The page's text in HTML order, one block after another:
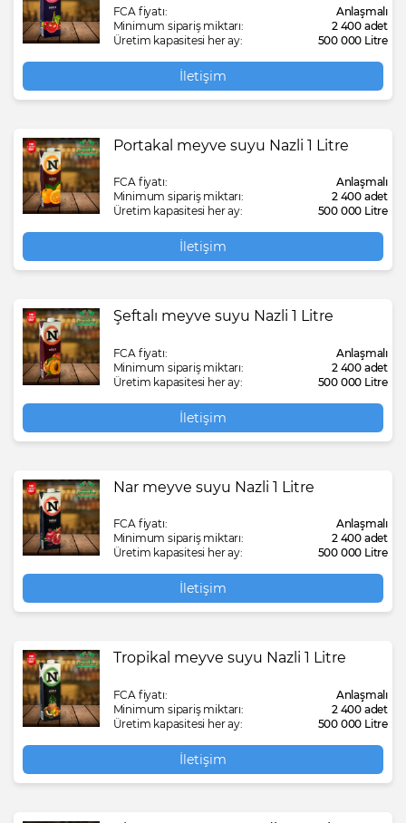
FCA fiyatı:
Anlaşmalı
Minimum sipariş miktarı:
2 400 adet
Üretim kapasitesi her ay:
500 000 Litre
İletişim
Portakal meyve suyu Nazli 1 Litre
FCA fiyatı:
Anlaşmalı
Minimum sipariş miktarı:
2 400 adet
Üretim kapasitesi her ay:
500 000 Litre
İletişim
Şeftalı meyve suyu Nazli 1 Litre
FCA fiyatı:
Anlaşmalı
Minimum sipariş miktarı:
2 400 adet
Üretim kapasitesi her ay:
500 000 Litre
İletişim
Nar meyve suyu Nazli 1 Litre
FCA fiyatı:
Anlaşmalı
Minimum sipariş miktarı:
2 400 adet
Üretim kapasitesi her ay:
500 000 Litre
İletişim
Tropikal meyve suyu Nazli 1 Litre
FCA fiyatı:
Anlaşmalı
Minimum sipariş miktarı:
2 400 adet
Üretim kapasitesi her ay:
500 000 Litre
İletişim